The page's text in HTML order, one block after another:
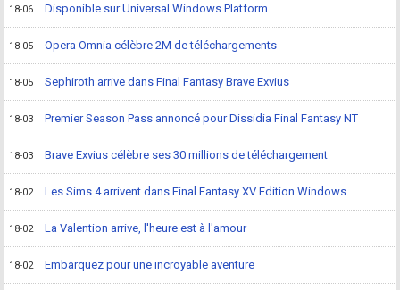
18-06 Disponible sur Universal Windows Platform
18-05 Opera Omnia célèbre 2M de téléchargements
18-05 Sephiroth arrive dans Final Fantasy Brave Exvius
18-03 Premier Season Pass annoncé pour Dissidia Final Fantasy NT
18-03 Brave Exvius célèbre ses 30 millions de téléchargement
18-02 Les Sims 4 arrivent dans Final Fantasy XV Edition Windows
18-02 La Valention arrive, l'heure est à l'amour
18-02 Embarquez pour une incroyable aventure